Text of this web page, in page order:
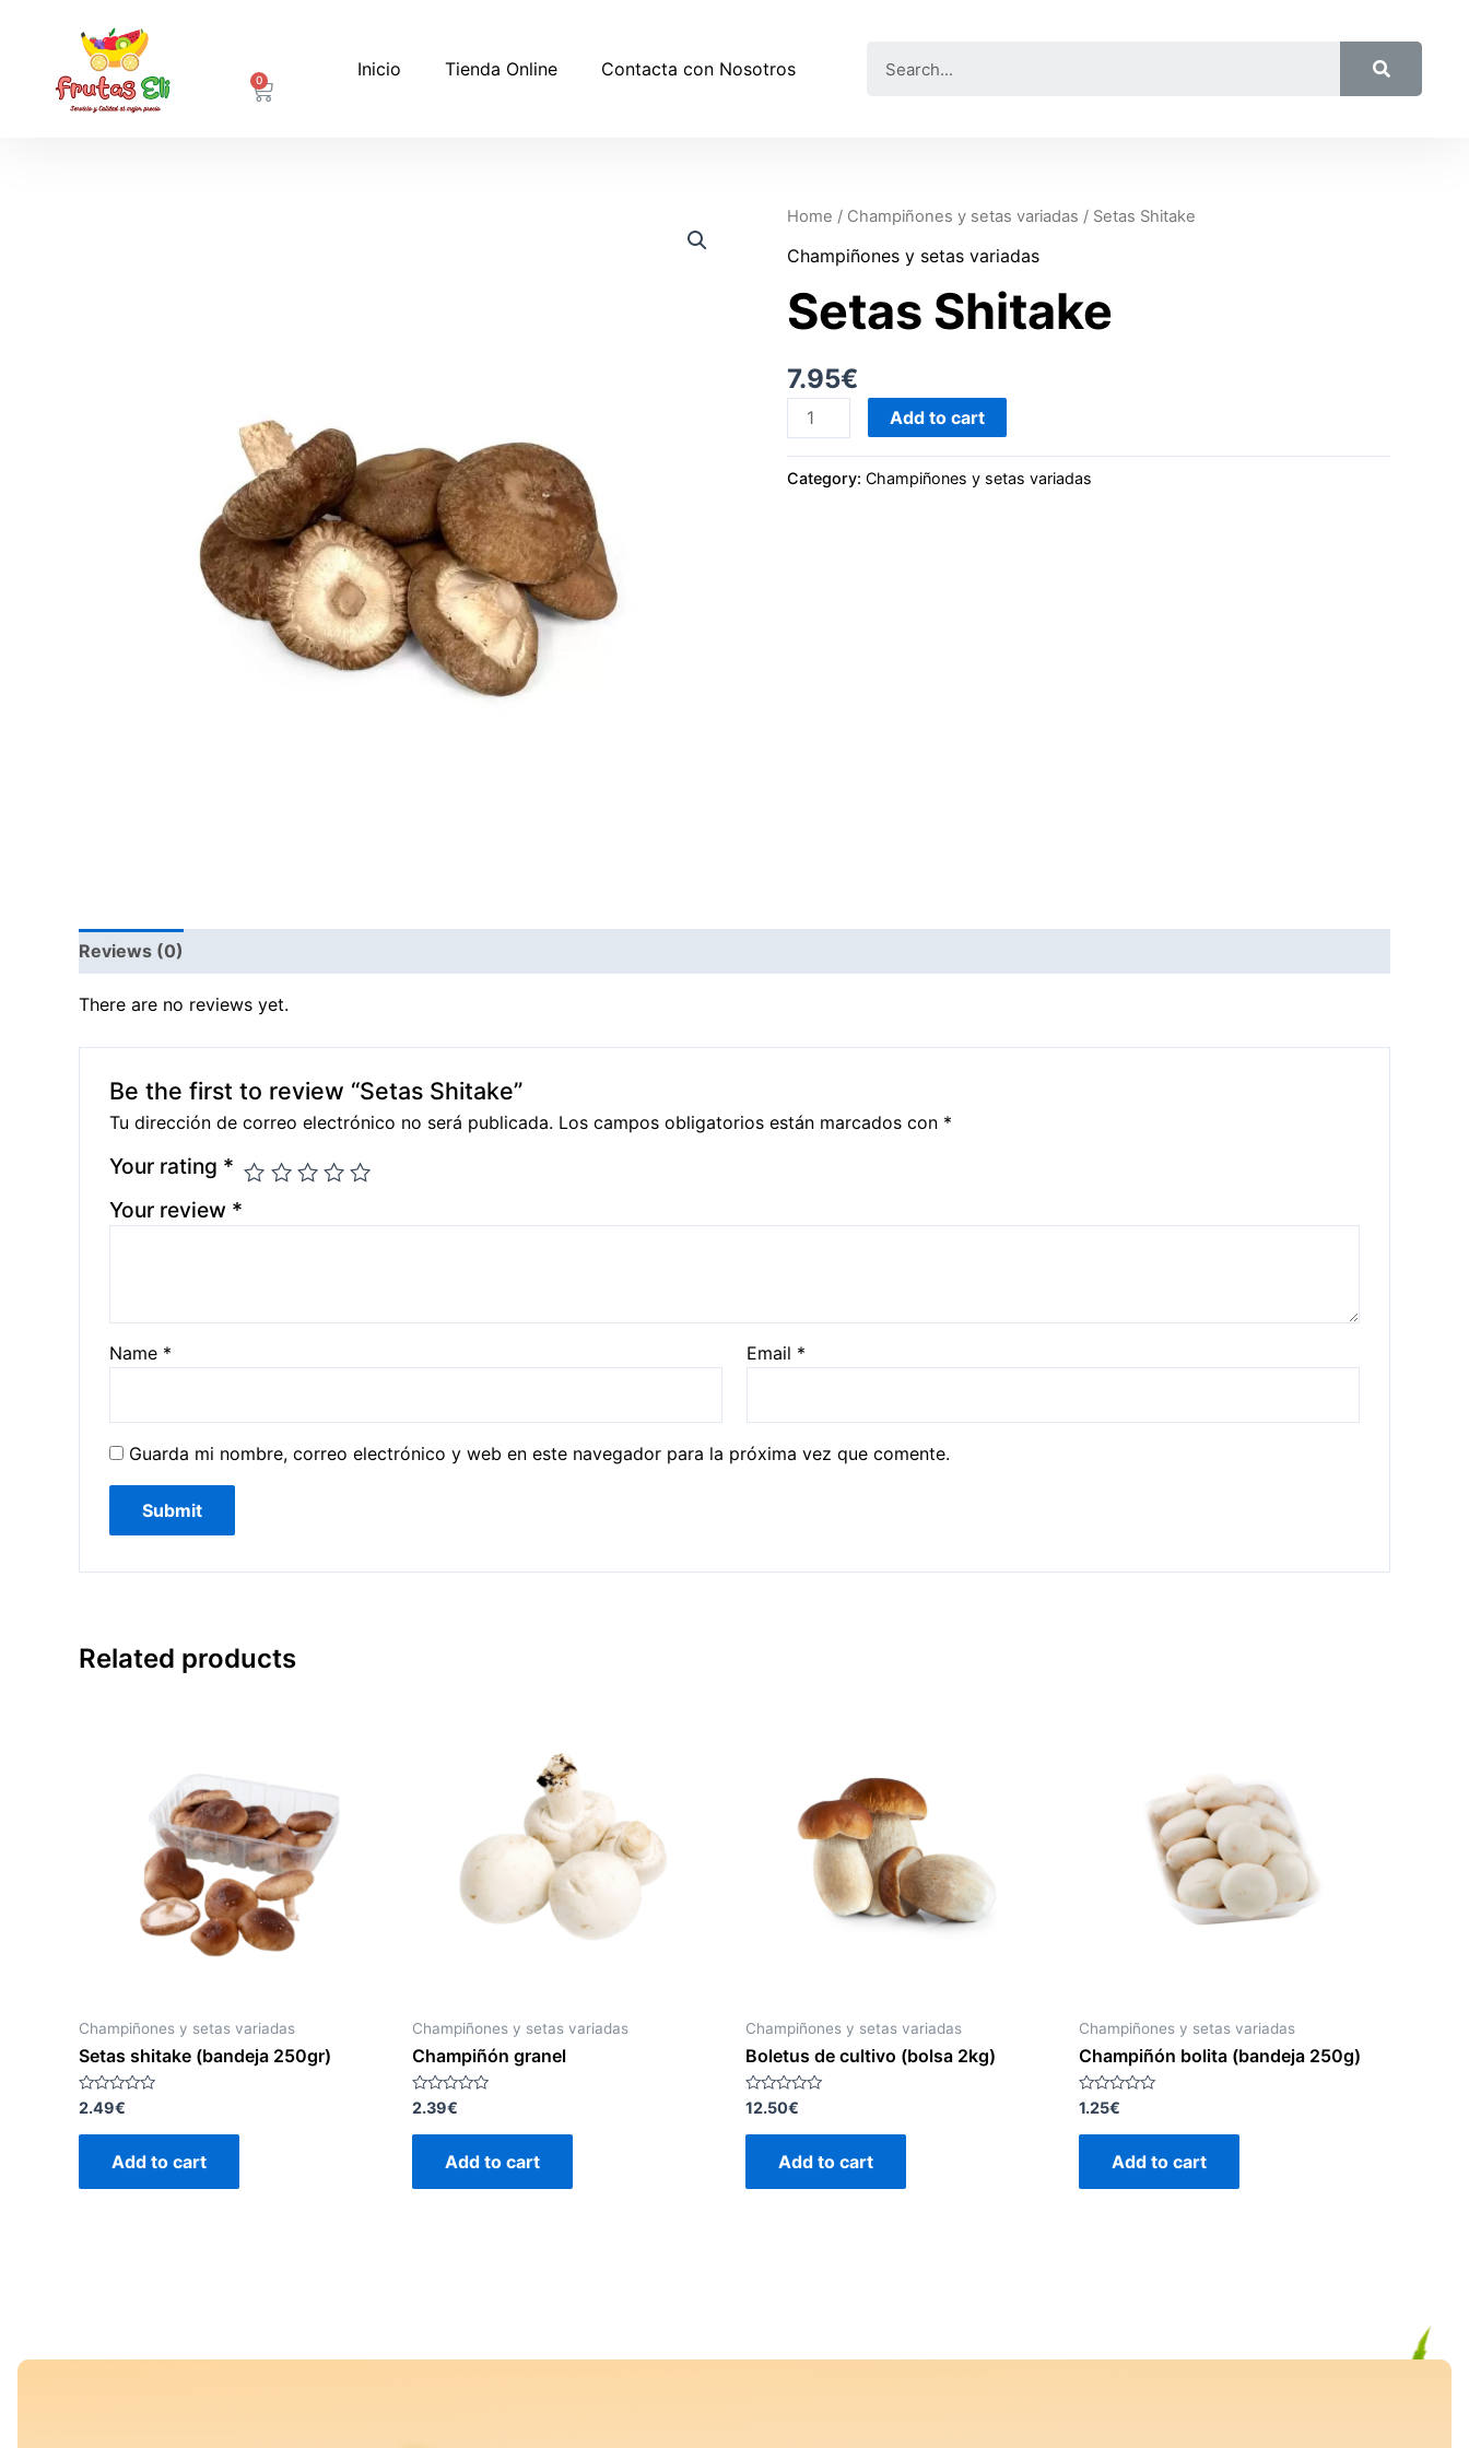
Inicio Tienda Online Contacta con Nosotros
Home / Champiñones y setas variadas / Setas Shitake
Champiñones y setas variadas
Setas Shitake
7.95€
Add to cart
Category: Champiñones y setas variadas
Reviews (0)
There are no reviews yet.
Be the first to review “Setas Shitake”
Tu dirección de correo electrónico no será publicada. Los campos obligatorios están marcados con *
Your rating *
Your review *
Name * Email *
Guarda mi nombre, correo electrónico y web en este navegador para la próxima vez que comente.
Related products
Champiñones y setas variadas
Setas shitake (bandeja 250gr)
Rated
out
2.49€
Add to cart
Champiñones y setas variadas
Champiñón granel
Rated
out
2.39€
Add to cart
Champiñones y setas variadas
Boletus de cultivo (bolsa 2kg)
Rated
out
12.50€
Add to cart
Champiñones y setas variadas
Champiñón bolita (bandeja 250g)
Rated
out
1.25€
Add to cart